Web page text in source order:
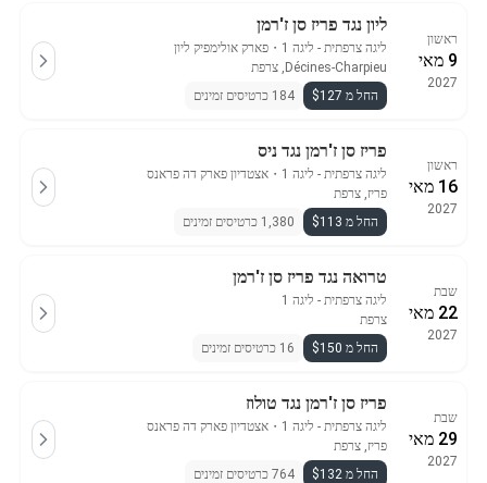
ראשון
9 מאי
2027
ליון נגד פריז סן ז'רמן
ליגה צרפתית - ליגה 1 ・ פארק אולימפיק ליון
Décines-Charpieu, צרפת
החל מ $127
184 כרטיסים זמינים
ראשון
16 מאי
2027
פריז סן ז'רמן נגד ניס
ליגה צרפתית - ליגה 1 ・ אצטדיון פארק דה פראנס
פריז, צרפת
החל מ $113
1,380 כרטיסים זמינים
שבת
22 מאי
2027
טרואה נגד פריז סן ז'רמן
ליגה צרפתית - ליגה 1
צרפת
החל מ $150
16 כרטיסים זמינים
שבת
29 מאי
2027
פריז סן ז'רמן נגד טולוז
ליגה צרפתית - ליגה 1 ・ אצטדיון פארק דה פראנס
פריז, צרפת
החל מ $132
764 כרטיסים זמינים